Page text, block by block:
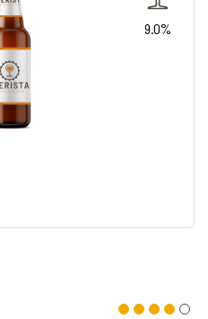
9.0%